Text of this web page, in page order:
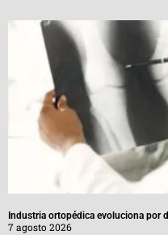
Industria ortopédica evoluciona por
7 agosto 2026